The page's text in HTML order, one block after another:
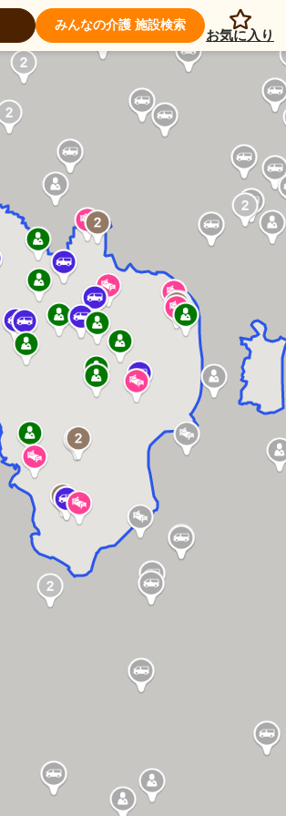
みんなの介護 施設検索
お気に入り